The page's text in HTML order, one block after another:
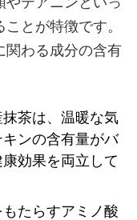
とが特徴です。
関わる成分の含有
抹茶は、温暖な気
ンの含有量がバ
効果を両立して
もたらすアミノ酸